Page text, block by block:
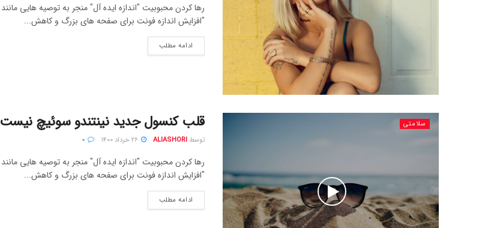
رها کردن محبوبیت "اندازه ایده آل" منجر به توصیه هایی مانند
"افزایش اندازه فونت برای صفحه های بزرگ و کاهش...
ادامه مطلب
سلامتی قلب کنسول جدید نینتندو سوئیچ نیست
توسط ALIASHORI
رها کردن محبوبیت "اندازه ایده آل" منجر به توصیه هایی مانند
"افزایش اندازه فونت برای صفحه های بزرگ و کاهش...
ادامه مطلب